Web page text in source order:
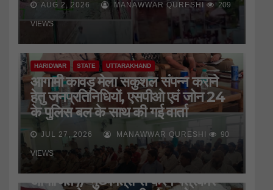
AUG 2, 2026 MANAWWAR QURESHI 209
VIEWS
HARIDWAR STATE UTTARAKHAND
आगामी कावड़ मेला सकुशल संपन्न कराने
हेतु जनप्रतिनिधियों, एसपीओ एवं जोन 24
के पुलिस बल के साथ की गई वार्ता
JUL 27, 2026 MANAWWAR QURESHI 90
VIEWS
HARIDWAR STATE UTTARAKHAND
जिला प्रेस क्लब की बैठक
आयोजित*//*मुख्यमंत्री से करेंगे पत्रकार